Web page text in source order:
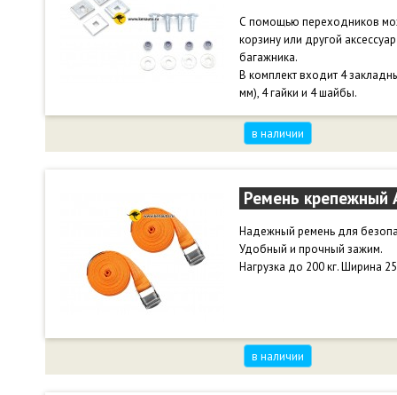
С помощью переходников
корзину или другой
багажника.
В комплект входит 4
мм), 4 гайки и 4 шайбы.
в наличии
Ремень
Надежный ремень для
Удобный и прочный зажим.
Нагрузка до 200 кг. Ширина
в наличии